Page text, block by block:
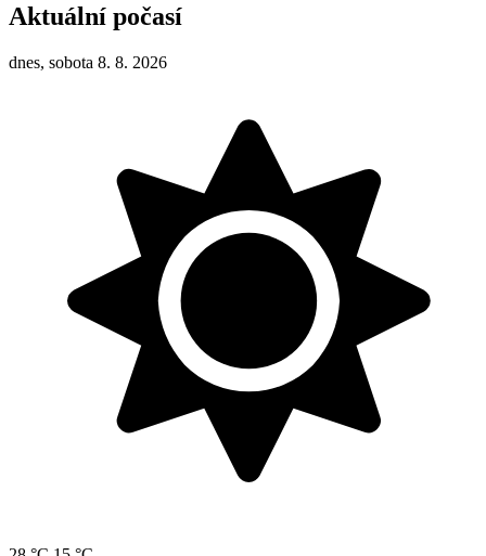
Aktuální počasí
dnes, sobota 8. 8. 2026